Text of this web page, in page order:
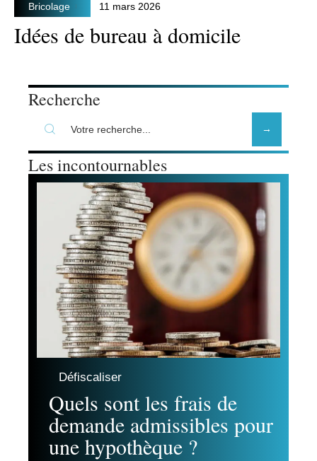
Bricolage 11 mars 2026
Idées de bureau à domicile
Recherche
Les incontournables
Défiscaliser
Quels sont les frais de
demande admissibles pour
une hypothèque ?